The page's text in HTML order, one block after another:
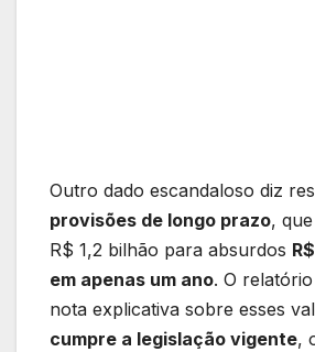
Outro dado escandaloso diz
provisões de longo prazo,
R$ 1,2 bilhão para absurdos
em apenas um ano. O
nota explicativa sobre esses
cumpre a legislação vigente,